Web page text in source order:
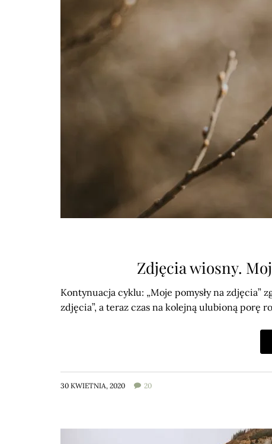
Zdjęcia wiosny.
Kontynuacja cyklu: „Moje pomysły na zdjęcia”
zdjęcia”, a teraz czas na kolejną ulubioną porę
30 KWIETNIA, 2020 20